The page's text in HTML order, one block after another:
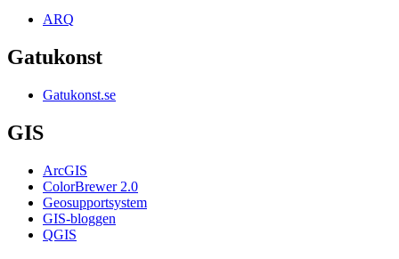
ARQ
Gatukonst
Gatukonst.se
GIS
ArcGIS
ColorBrewer 2.0
Geosupportsystem
GIS-bloggen
QGIS